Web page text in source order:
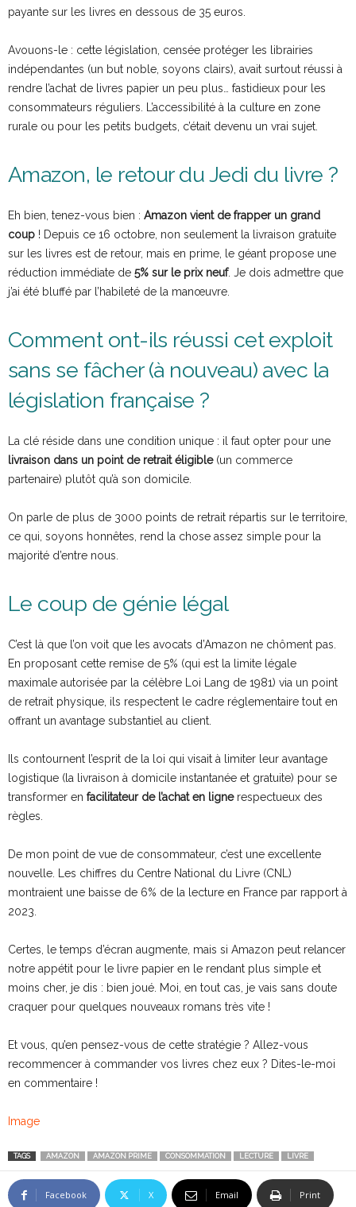
payante sur les livres en dessous de 35 euros.
Avouons-le : cette législation, censée protéger les librairies
indépendantes (un but noble, soyons clairs), avait surtout réussi à
rendre l’achat de livres papier un peu plus… fastidieux pour les
consommateurs réguliers. L’accessibilité à la culture en zone
rurale ou pour les petits budgets, c’était devenu un vrai sujet.
Amazon, le retour du Jedi du livre ?
Eh bien, tenez-vous bien : Amazon vient de frapper un grand
coup ! Depuis ce 16 octobre, non seulement la livraison gratuite
sur les livres est de retour, mais en prime, le géant propose une
réduction immédiate de 5% sur le prix neuf. Je dois admettre que
j’ai été bluffé par l’habileté de la manœuvre.
Comment ont-ils réussi cet exploit
sans se fâcher (à nouveau) avec la
législation française ?
La clé réside dans une condition unique : il faut opter pour une
livraison dans un point de retrait éligible(un commerce
partenaire) plutôt qu’à son domicile.
On parle de plus de 3000 points de retrait répartis sur le territoire,
ce qui, soyons honnêtes, rend la chose assez simple pour la
majorité d’entre nous.
Le coup de génie légal
C’est là que l’on voit que les avocats d’Amazon ne chôment pas.
En proposant cette remise de 5% (qui est la limite légale
maximale autorisée par la célèbre Loi Lang de 1981) via un point
de retrait physique, ils respectent le cadre réglementaire tout en
offrant un avantage substantiel au client.
Ils contournent l’esprit de la loi qui visait à limiter leur avantage
logistique (la livraison à domicile instantanée et gratuite) pour se
transformer en facilitateur de l’achat en lignerespectueux des
règles.
De mon point de vue de consommateur, c’est une excellente
nouvelle. Les chiffres du Centre National du Livre (CNL)
montraient une baisse de 6% de la lecture en France par rapport à
2023.
Certes, le temps d’écran augmente, mais si Amazon peut relancer
notre appétit pour le livre papier en le rendant plus simple et
moins cher, je dis : bien joué. Moi, en tout cas, je vais sans doute
craquer pour quelques nouveaux romans très vite !
Et vous, qu’en pensez-vous de cette stratégie ? Allez-vous
recommencer à commander vos livres chez eux ? Dites-le-moi
en commentaire !
Image
TAGS AMAZON AMAZON PRIME CONSOMMATION LECTURE LIVRE
Facebook X Email Print